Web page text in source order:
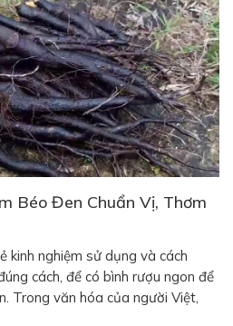
Béo Đen Chuẩn Vị, Thơm
kinh nghiệm sử dụng và cách
cách, để có bình rượu ngon để
Trong văn hóa của người Việt,